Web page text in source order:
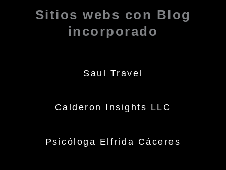
Sitios webs con Blog
incorporado
Saul Travel
Calderon Insights LLC
Psicóloga Elfrida Cáceres